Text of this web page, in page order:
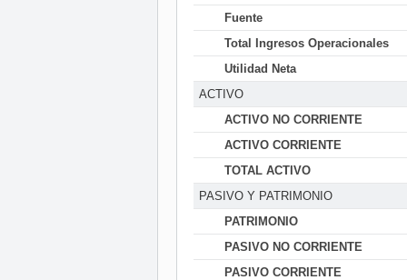
Fuente
Total Ingresos Operacionales
Utilidad Neta
ACTIVO
ACTIVO NO CORRIENTE
ACTIVO CORRIENTE
TOTAL ACTIVO
PASIVO Y PATRIMONIO
PATRIMONIO
PASIVO NO CORRIENTE
PASIVO CORRIENTE